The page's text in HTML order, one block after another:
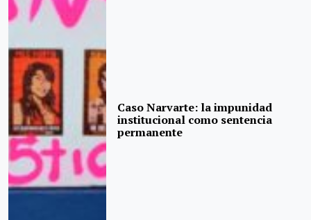
Caso Narvarte: la impunidad
institucional como sentencia
permanente